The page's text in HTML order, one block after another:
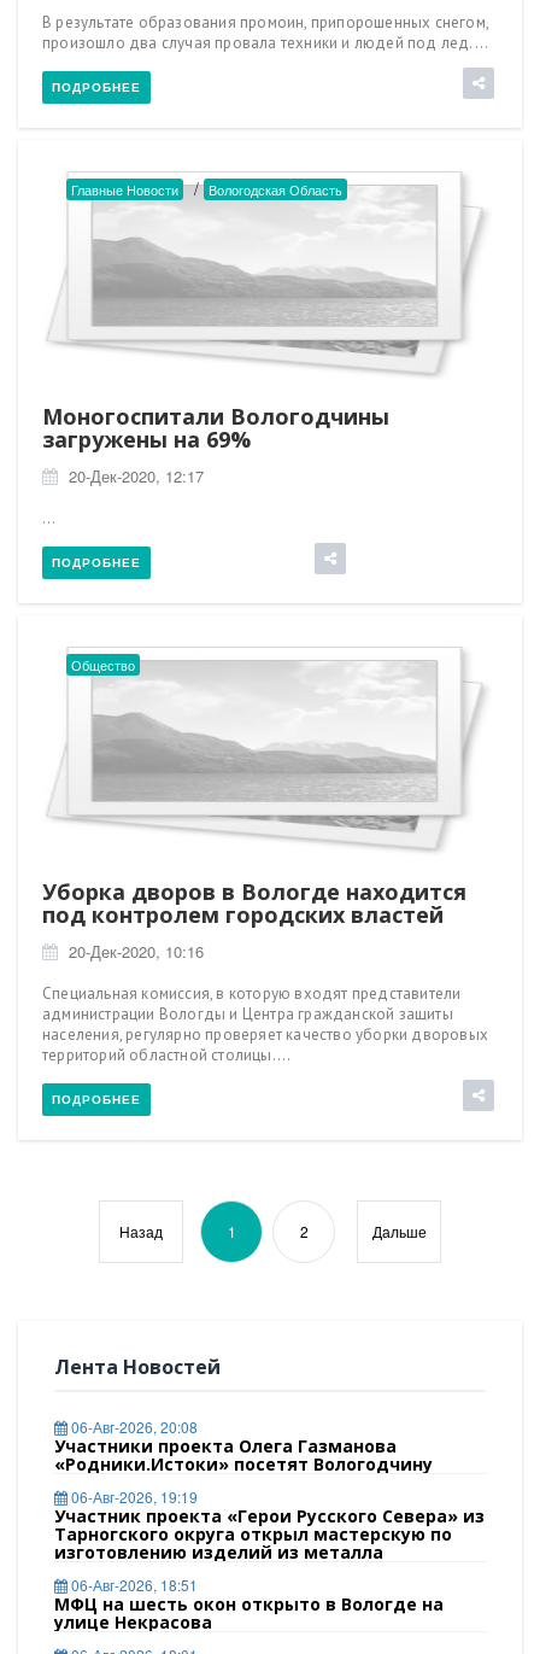
В результате образования промоин, припорошенных снегом,
произошло два случая провала техники и людей под лед....
ПОДРОБНЕЕ
Главные Новости / Вологодская Область
Моногоспитали Вологодчины
загружены на 69%
20-Дек-2020, 12:17
...
ПОДРОБНЕЕ
Общество
Уборка дворов в Вологде находится
под контролем городских властей
20-Дек-2020, 10:16
Специальная комиссия, в которую входят представители
администрации Вологды и Центра гражданской защиты
населения, регулярно проверяет качество уборки дворовых
территорий областной столицы....
ПОДРОБНЕЕ
Назад 1 2 Дальше
Лента Новостей
06-Авг-2026, 20:08
Участники проекта Олега Газманова
«Родники.Истоки» посетят Вологодчину
06-Авг-2026, 19:19
Участник проекта «Герои Русского Севера» из
Тарногского округа открыл мастерскую по
изготовлению изделий из металла
06-Авг-2026, 18:51
МФЦ на шесть окон открыто в Вологде на
улице Некрасова